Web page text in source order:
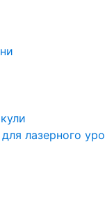
лазерного